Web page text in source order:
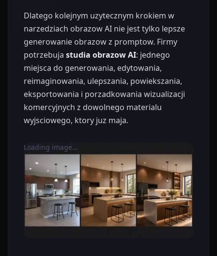
Dlatego kolejnym uzytecznym krokiem w
narzedziach obrazow AI nie jest tylko lepsze
generowanie obrazow z promptow. Firmy
potrzebuja studia obrazow AI: jednego
miejsca do generowania, edytowania,
reimaginowania, ulepszania, powiekszania,
eksportowania i porzadkowania wizualizacji
komercyjnych z dowolnego materialu
wyjsciowego, ktory juz maja.
Loading image...